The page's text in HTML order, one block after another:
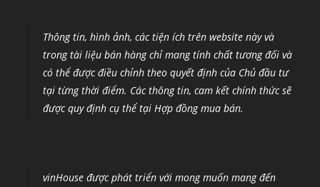
Thông tin, hình ảnh, các tiện ích trên website này và
trong tài liệu bán hàng chỉ mang tính chất tương đối và
có thể được điều chỉnh theo quyết định của Chủ đầu tư
tại từng thời điểm. Các thông tin, cam kết chính thức sẽ
được quy định cụ thể tại Hợp đồng mua bán.
vinHouse được phát triển với mong muốn mang đến